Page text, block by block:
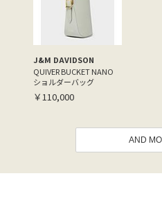
J&M DAVIDSON
QUIVER BUCKET NANO
ショルダーバッグ
￥110,000
AND